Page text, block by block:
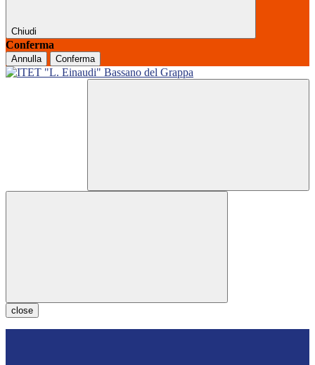
Chiudi
Conferma
Annulla Conferma
close